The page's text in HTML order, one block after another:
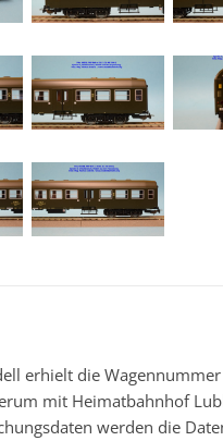
erhielt die
mit Heimatbahnhof
werden die